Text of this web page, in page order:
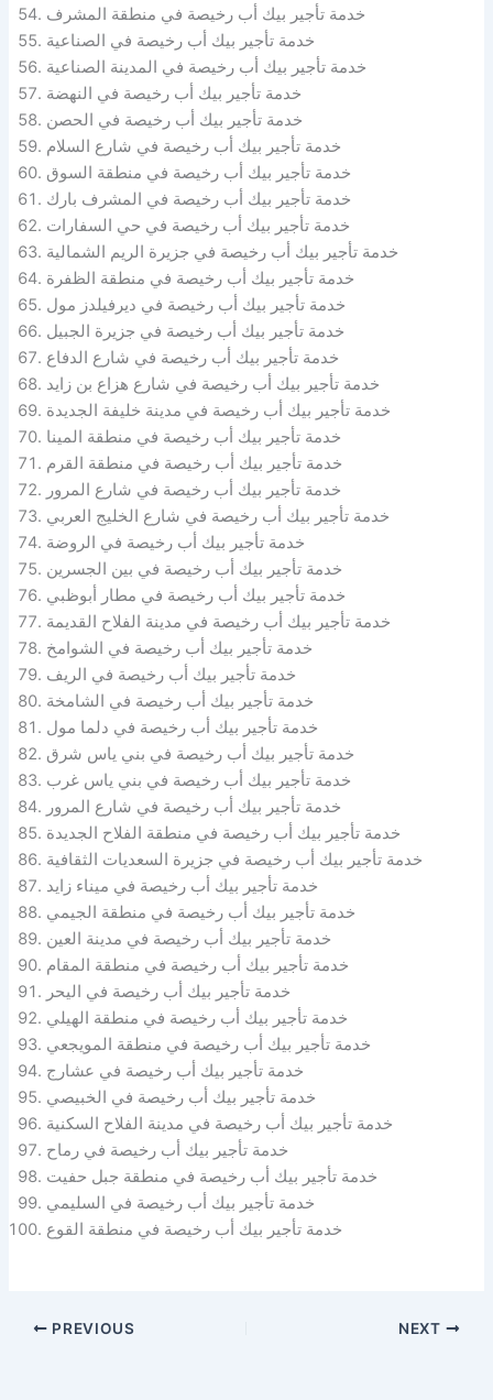
خدمة تأجير بيك أب رخيصة في منطقة المشرف
خدمة تأجير بيك أب رخيصة في الصناعية
خدمة تأجير بيك أب رخيصة في المدينة الصناعية
خدمة تأجير بيك أب رخيصة في النهضة
خدمة تأجير بيك أب رخيصة في الحصن
خدمة تأجير بيك أب رخيصة في شارع السلام
خدمة تأجير بيك أب رخيصة في منطقة السوق
خدمة تأجير بيك أب رخيصة في المشرف بارك
خدمة تأجير بيك أب رخيصة في حي السفارات
خدمة تأجير بيك أب رخيصة في جزيرة الريم الشمالية
خدمة تأجير بيك أب رخيصة في منطقة الظفرة
خدمة تأجير بيك أب رخيصة في ديرفيلدز مول
خدمة تأجير بيك أب رخيصة في جزيرة الجبيل
خدمة تأجير بيك أب رخيصة في شارع الدفاع
خدمة تأجير بيك أب رخيصة في شارع هزاع بن زايد
خدمة تأجير بيك أب رخيصة في مدينة خليفة الجديدة
خدمة تأجير بيك أب رخيصة في منطقة المينا
خدمة تأجير بيك أب رخيصة في منطقة القرم
خدمة تأجير بيك أب رخيصة في شارع المرور
خدمة تأجير بيك أب رخيصة في شارع الخليج العربي
خدمة تأجير بيك أب رخيصة في الروضة
خدمة تأجير بيك أب رخيصة في بين الجسرين
خدمة تأجير بيك أب رخيصة في مطار أبوظبي
خدمة تأجير بيك أب رخيصة في مدينة الفلاح القديمة
خدمة تأجير بيك أب رخيصة في الشوامخ
خدمة تأجير بيك أب رخيصة في الريف
خدمة تأجير بيك أب رخيصة في الشامخة
خدمة تأجير بيك أب رخيصة في دلما مول
خدمة تأجير بيك أب رخيصة في بني ياس شرق
خدمة تأجير بيك أب رخيصة في بني ياس غرب
خدمة تأجير بيك أب رخيصة في شارع المرور
خدمة تأجير بيك أب رخيصة في منطقة الفلاح الجديدة
خدمة تأجير بيك أب رخيصة في جزيرة السعديات الثقافية
خدمة تأجير بيك أب رخيصة في ميناء زايد
خدمة تأجير بيك أب رخيصة في منطقة الجيمي
خدمة تأجير بيك أب رخيصة في مدينة العين
خدمة تأجير بيك أب رخيصة في منطقة المقام
خدمة تأجير بيك أب رخيصة في اليحر
خدمة تأجير بيك أب رخيصة في منطقة الهيلي
خدمة تأجير بيك أب رخيصة في منطقة المويجعي
خدمة تأجير بيك أب رخيصة في عشارج
خدمة تأجير بيك أب رخيصة في الخبيصي
خدمة تأجير بيك أب رخيصة في مدينة الفلاح السكنية
خدمة تأجير بيك أب رخيصة في رماح
خدمة تأجير بيك أب رخيصة في منطقة جبل حفيت
خدمة تأجير بيك أب رخيصة في السليمي
خدمة تأجير بيك أب رخيصة في منطقة القوع
PREVIOUS NEXT